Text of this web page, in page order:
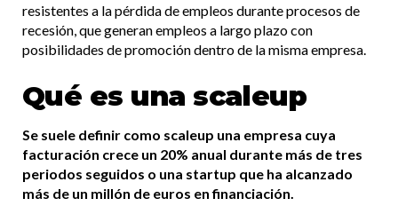
resistentes a la pérdida de empleos durante procesos de
recesión, que generan empleos a largo plazo con
posibilidades de promoción dentro de la misma empresa.
Qué es una scaleup
Se suele definir como scaleup una empresa cuya
facturación crece un 20% anual durante más de tres
periodos seguidos o una startup que ha alcanzado
más de un millón de euros en financiación.